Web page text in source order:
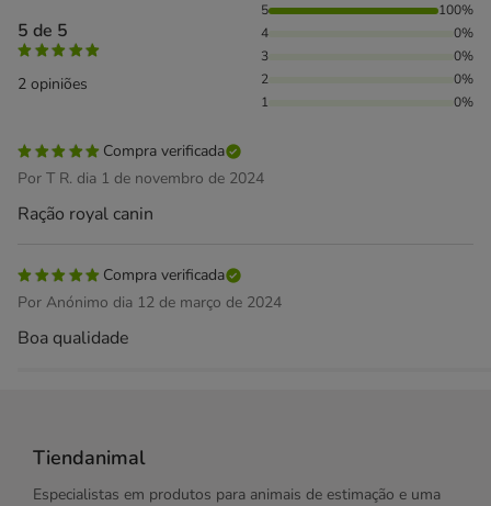
5 de 5
2 opiniões
100% das pessoas avaliaram com 5 estrelas,
5
100%
4
0%
3
0%
2
0%
1
0%
Compra verificada
Por T R. dia 1 de novembro de 2024
Ração royal canin
Compra verificada
Por Anónimo dia 12 de março de 2024
Boa qualidade
Tiendanimal
Especialistas em produtos para animais de estimação e uma